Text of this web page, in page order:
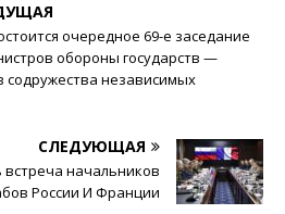
очередное 69-е заседание
обороны государств —
содружества независимых
СЛЕДУЮЩАЯ
встреча начальников
России И Франции